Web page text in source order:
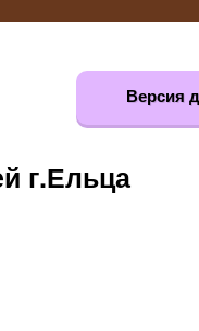
Версия
г.Ельца